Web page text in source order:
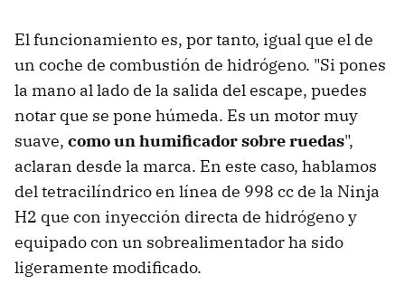
El funcionamiento es, por tanto, igual que el de
un coche de combustión de hidrógeno. "Si pones
la mano al lado de la salida del escape, puedes
notar que se pone húmeda. Es un motor muy
suave, como un humificador sobre ruedas",
aclaran desde la marca. En este caso, hablamos
del tetracilíndrico en línea de 998 cc de la Ninja
H2 que con inyección directa de hidrógeno y
equipado con un sobrealimentador ha sido
ligeramente modificado.